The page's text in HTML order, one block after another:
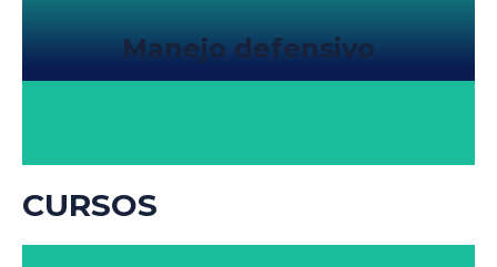
Manejo defensivo
CURSOS